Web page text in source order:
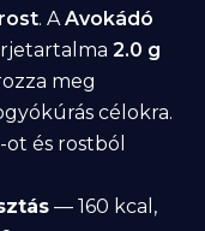
. AAvokádó
2.0 g
meg
célokra.
-ot és rostból
— 160 kcal,